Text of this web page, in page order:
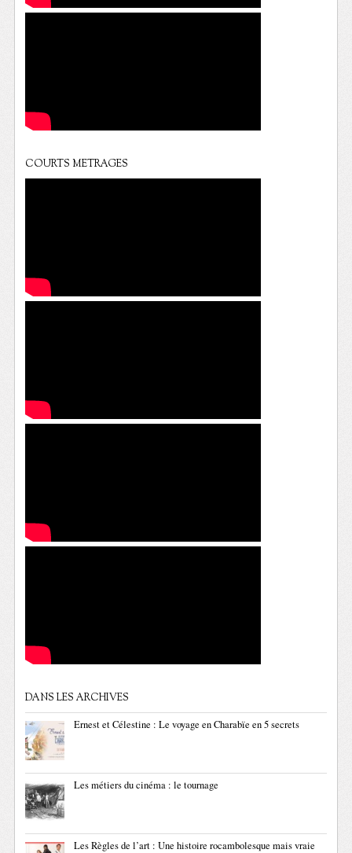
COURTS METRAGES
DANS LES ARCHIVES
Ernest et Célestine : Le voyage en Charabïe en 5 secrets
Les métiers du cinéma : le tournage
Les Règles de l’art : Une histoire rocambolesque mais vraie